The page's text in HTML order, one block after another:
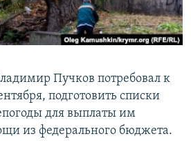
КРЫМА
Пучков потребовал к
подготовить списки
для выплаты им
из федерального бюджета.